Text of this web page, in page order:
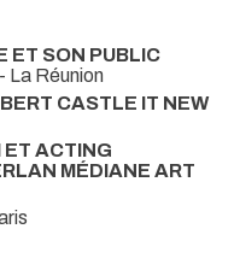
ET SON PUBLIC
- La Réunion
CASTLE IT NEW
ET ACTING
MÉDIANE ART